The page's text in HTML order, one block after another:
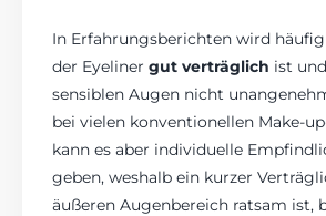
In Erfahrungsberichten wird
der Eyelinergut verträglich ist
sensiblen Augen nicht
bei vielen konventionellen Make-
kann es aber individuelle
geben, weshalb ein kurzer
äußeren Augenbereich ratsam ist,